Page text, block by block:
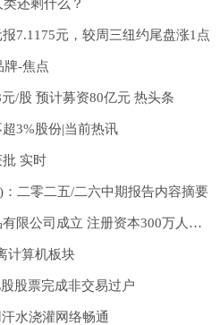
还剩什么？
7.1175元，较周三纽约尾盘涨1点
牌-焦点
/股 预计募资80亿元 热头条
3%股份|当前热讯
实时
二零二五/二六中期报告内容摘要
百事通！云南英伦之恋食品有限公司成立 注册资本300万人民币
计算机板块
股票完成非交易过户
水浇灌网络畅通